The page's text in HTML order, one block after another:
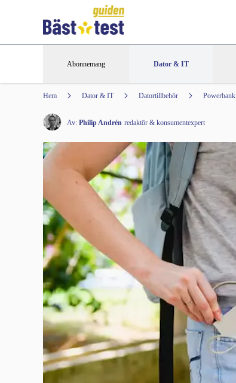
Abonnemang Dator & IT
Hem Dator & IT Datortillbehör Powerbank
Av: Philip Andrén redaktör & konsumentexpert